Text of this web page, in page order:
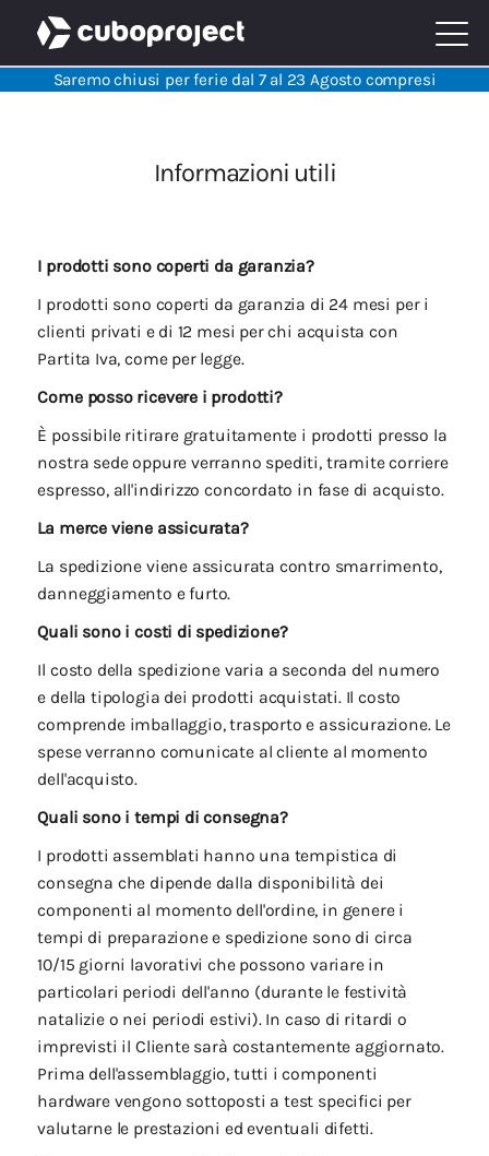
Saremo chiusi per ferie dal 7 al 23 Agosto compresi
Informazioni utili
I prodotti sono coperti da garanzia?
I prodotti sono coperti da garanzia di 24 mesi per i
clienti privati e di 12 mesi per chi acquista con
Partita Iva, come per legge.
Come posso ricevere i prodotti?
È possibile ritirare gratuitamente i prodotti presso la
nostra sede oppure verranno spediti, tramite corriere
espresso, all'indirizzo concordato in fase di acquisto.
La merce viene assicurata?
La spedizione viene assicurata contro smarrimento,
danneggiamento e furto.
Quali sono i costi di spedizione?
Il costo della spedizione varia a seconda del numero
e della tipologia dei prodotti acquistati. Il costo
comprende imballaggio, trasporto e assicurazione. Le
spese verranno comunicate al cliente al momento
dell'acquisto.
Quali sono i tempi di consegna?
I prodotti assemblati hanno una tempistica di
consegna che dipende dalla disponibilità dei
componenti al momento dell'ordine, in genere i
tempi di preparazione e spedizione sono di circa
10/15 giorni lavorativi che possono variare in
particolari periodi dell'anno (durante le festività
natalizie o nei periodi estivi). In caso di ritardi o
imprevisti il Cliente sarà costantemente aggiornato.
Prima dell'assemblaggio, tutti i componenti
hardware vengono sottoposti a test specifici per
valutarne le prestazioni ed eventuali difetti.